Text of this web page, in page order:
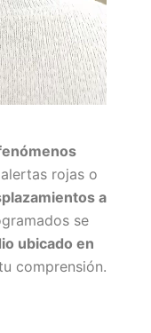
rojas o
a
se
ubicado en
comprensión.